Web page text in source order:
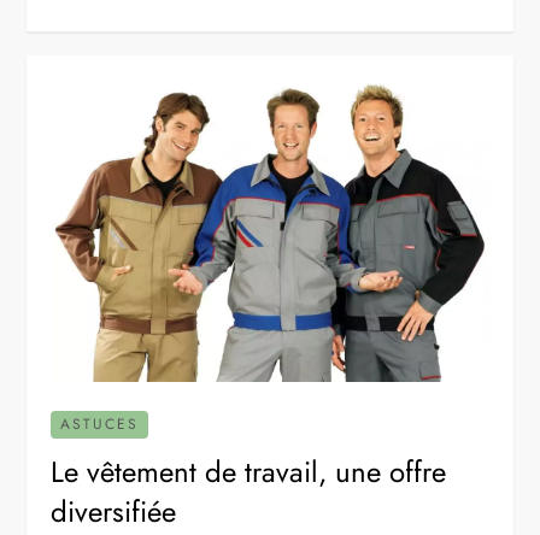
ASTUCES
Le vêtement de travail, une offre
diversifiée